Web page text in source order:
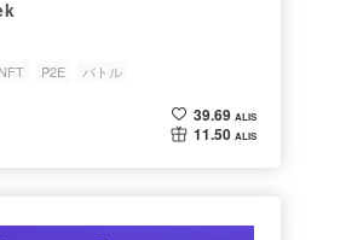
NFT P2E バトル
39.69 ALIS
11.50 ALIS